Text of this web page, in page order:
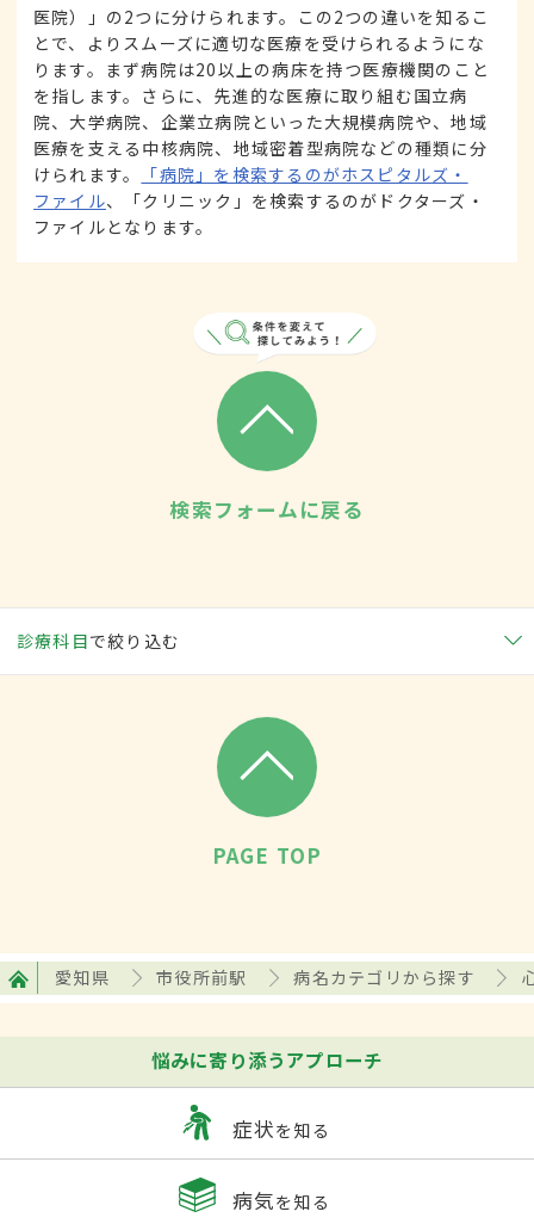
医院）」の2つに分けられます。この2つの違いを知るこ
とで、よりスムーズに適切な医療を受けられるようにな
ります。まず病院は20以上の病床を持つ医療機関のこと
を指します。さらに、先進的な医療に取り組む国立病
院、大学病院、企業立病院といった大規模病院や、地域
医療を支える中核病院、地域密着型病院などの種類に分
けられます。
「病院」を検索するのがホスピタルズ・
ファイル、「クリニック」を検索するのがドクターズ・
ファイルとなります。
検索フォームに戻る
診療科目で絞り込む
PAGE TOP
愛知県 市役所前駅 病名カテゴリから探す
悩みに寄り添うアプローチ
症状を知る
病気を知る